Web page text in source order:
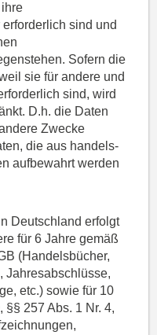
sind und
Sofern die
sie für andere und
sind, wird
D.h. die Daten
Zwecke
die aus handels-
aufbewahrt werden
Deutschland erfolgt
für 6 Jahre gemäß
(Handelsbücher,
Jahresabschlüsse,
etc.) sowie für 10
§§ 257 Abs. 1 Nr. 4,